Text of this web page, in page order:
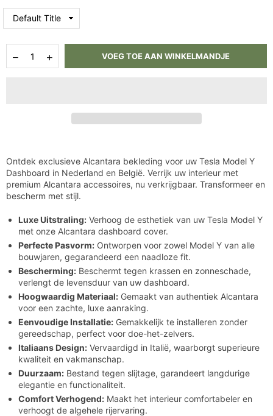
Aantal
verlagen
Bekleding
Aantal
verhogen
Bekleding
VOEG TOE AAN WINKELMANDJE
Ontdek exclusieve Alcantara bekleding voor uw Tesla Model Y
Dashboard in Nederland en België. Verrijk uw interieur met
premium Alcantara accessoires, nu verkrijgbaar. Transformeer en
bescherm met stijl.
Luxe Uitstraling: Verhoog de esthetiek van uw Tesla Model Y
met onze Alcantara dashboard cover.
Perfecte Pasvorm: Ontworpen voor zowel Model Y van alle
bouwjaren, gegarandeerd een naadloze fit.
Bescherming: Beschermt tegen krassen en zonneschade,
verlengt de levensduur van uw dashboard.
Hoogwaardig Materiaal: Gemaakt van authentiek Alcantara
voor een zachte, luxe aanraking.
Eenvoudige Installatie: Gemakkelijk te installeren zonder
gereedschap, perfect voor doe-het-zelvers.
Italiaans Design: Vervaardigd in Italië, waarborgt superieure
kwaliteit en vakmanschap.
Duurzaam: Bestand tegen slijtage, garandeert langdurige
elegantie en functionaliteit.
Comfort Verhogend: Maakt het interieur comfortabeler en
verhoogt de algehele rijervaring.